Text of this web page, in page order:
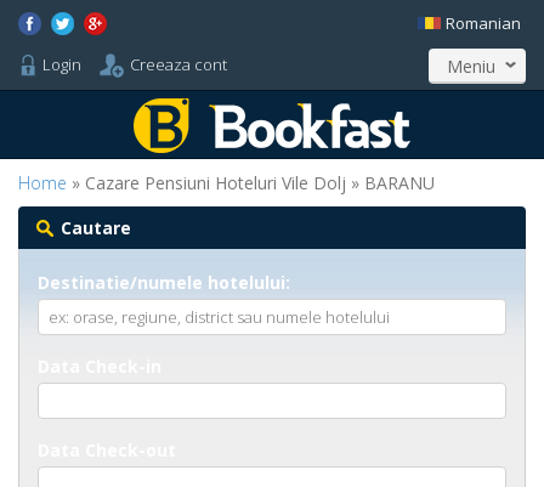
Login Creeaza cont
Romanian
Meniu
Home » Cazare Pensiuni Hoteluri Vile Dolj » BARANU
Cautare
Destinatie/numele hotelului: